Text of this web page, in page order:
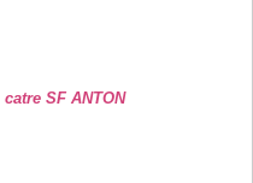
catre SF ANTON